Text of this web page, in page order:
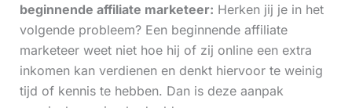
beginnende affiliate marketeer: Herken jij je in het
volgende probleem? Een beginnende affiliate
marketeer weet niet hoe hij of zij online een extra
inkomen kan verdienen en denkt hiervoor te weinig
tijd of kennis te hebben. Dan is deze aanpak